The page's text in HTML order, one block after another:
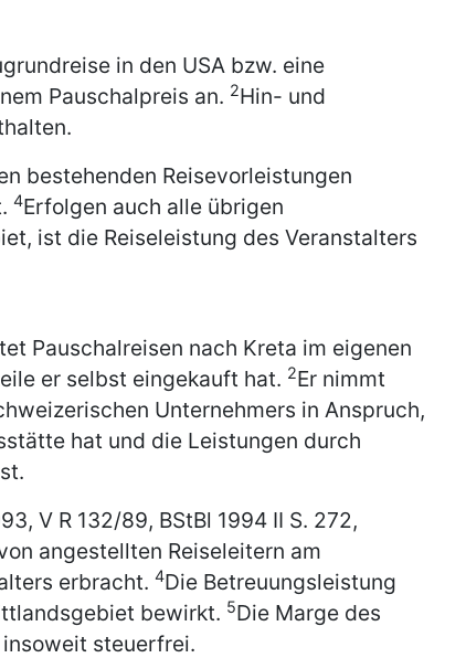
in den USA bzw. eine
Pauschalpreis an. 2Hin- und
bestehenden Reisevorleistungen
4Erfolgen auch alle übrigen
ist die Reiseleistung des Veranstalters
Pauschalreisen nach Kreta im eigenen
er selbst eingekauft hat. 2Er nimmt
Unternehmers in Anspruch,
hat und die Leistungen durch
V R 132/89, BStBl 1994 II S. 272,
angestellten Reiseleitern am
erbracht. 4Die Betreuungsleistung
bewirkt. 5Die Marge des
steuerfrei.